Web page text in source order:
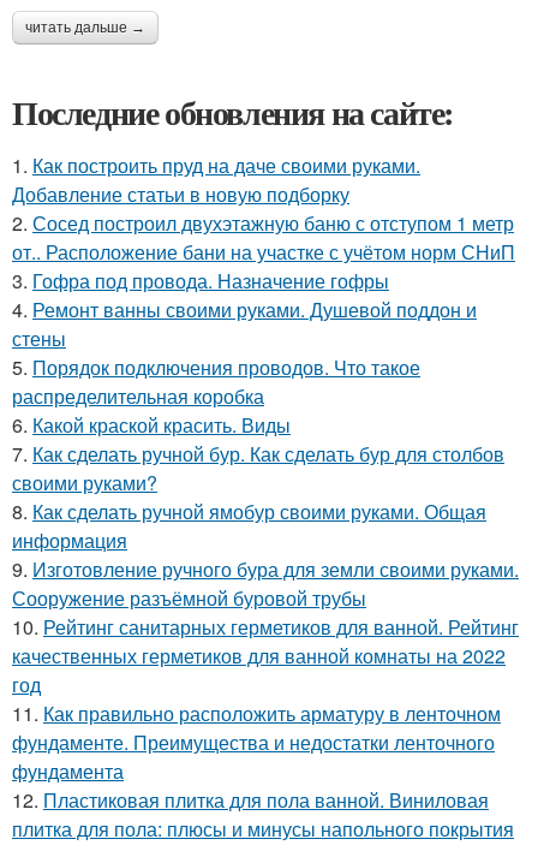
читать дальше →
Последние обновления на сайте:
1. Как построить пруд на даче своими руками.
Добавление статьи в новую подборку
2. Сосед построил двухэтажную баню с отступом 1 метр
от.. Расположение бани на участке с учётом норм СНиП
3. Гофра под провода. Назначение гофры
4. Ремонт ванны своими руками. Душевой поддон и
стены
5. Порядок подключения проводов. Что такое
распределительная коробка
6. Какой краской красить. Виды
7. Как сделать ручной бур. Как сделать бур для столбов
своими руками?
8. Как сделать ручной ямобур своими руками. Общая
информация
9. Изготовление ручного бура для земли своими руками.
Сооружение разъёмной буровой трубы
10. Рейтинг санитарных герметиков для ванной. Рейтинг
качественных герметиков для ванной комнаты на 2022
год
11. Как правильно расположить арматуру в ленточном
фундаменте. Преимущества и недостатки ленточного
фундамента
12. Пластиковая плитка для пола ванной. Виниловая
плитка для пола: плюсы и минусы напольного покрытия